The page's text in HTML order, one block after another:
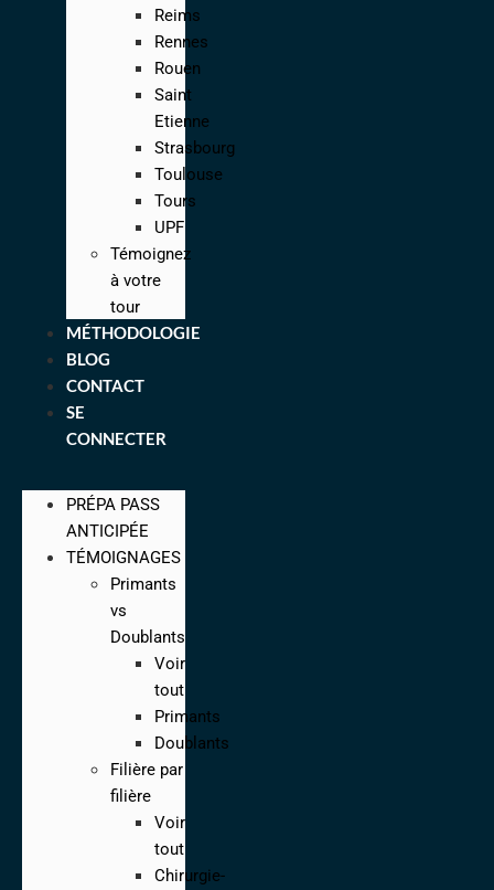
Reims
Rennes
Rouen
Saint
Etienne
Strasbourg
Toulouse
Tours
UPF
Témoignez
à votre
tour
MÉTHODOLOGIE
BLOG
CONTACT
SE
CONNECTER
PRÉPA PASS
ANTICIPÉE
TÉMOIGNAGES
Primants
vs
Doublants
Voir
tout
Primants
Doublants
Filière par
filière
Voir
tout
Chirurgie-